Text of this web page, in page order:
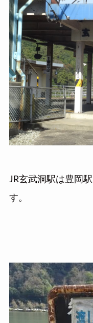
JR玄武洞駅は豊岡
す。